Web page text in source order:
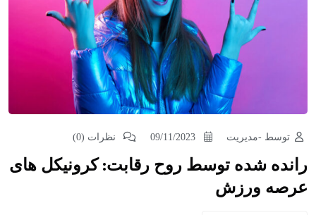
توسط -مدیریت 09/11/2023 نظرات (0)
رانده شده توسط روح رقابت: کرونیکل های
عرصه ورزش